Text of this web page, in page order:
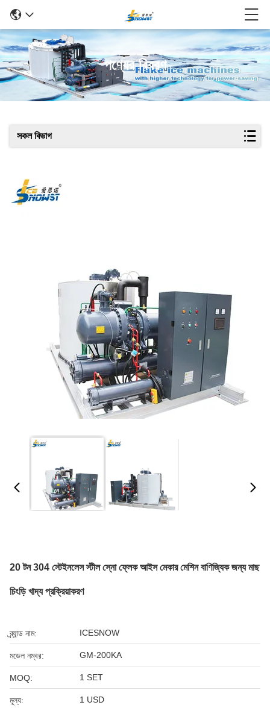
পণ্যের বিবরণ
সকল বিভাগ
20 টন 304 স্টেইনলেস স্টীল স্নো ফ্লেক আইস মেকার মেশিন বাণিজ্যিক জন্য মাছ
চিংড়ি খাদ্য প্রক্রিয়াকরণ
ব্র্যান্ড নাম: ICESNOW
মডেল নম্বর: GM-200KA
MOQ: 1 SET
মূল্য: 1 USD